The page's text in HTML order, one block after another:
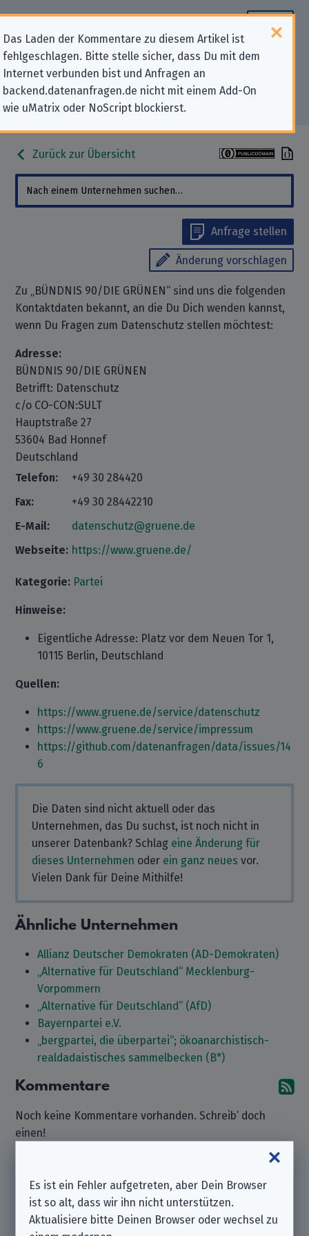
Das Laden der Kommentare zu diesem Artikel ist
fehlgeschlagen. Bitte stelle sicher, dass Du mit dem
Internet verbunden bist und Anfragen an
backend.datenanfragen.de nicht mit einem Add-On
wie uMatrix oder NoScript blockierst.
Datenschutz-Kontaktdaten für
„BÜNDNIS 90/DIE GRÜNEN“
Zurück zur Übersicht
Anfrage stellen
Änderung vorschlagen
Zu „BÜNDNIS 90/DIE GRÜNEN“ sind uns die folgenden
Kontaktdaten bekannt, an die Du Dich wenden kannst,
wenn Du Fragen zum Datenschutz stellen möchtest:
Adresse:
BÜNDNIS 90/DIE GRÜNEN
Betrifft: Datenschutz
c/o CO-CON:SULT
Hauptstraße 27
53604 Bad Honnef
Deutschland
Telefon:
+49 30 284420
Fax:
+49 30 28442210
E-Mail:
datenschutz@gruene.de
Webseite: https://www.gruene.de/
Kategorie: Partei
Hinweise:
Eigentliche Adresse: Platz vor dem Neuen Tor 1,
10115 Berlin, Deutschland
Quellen:
https://www.gruene.de/service/datenschutz
https://www.gruene.de/service/impressum
https://github.com/datenanfragen/data/issues/14
6
Die Daten sind nicht aktuell oder das
Unternehmen, das Du suchst, ist noch nicht in
unserer Datenbank? Schlag eine Änderung für
dieses Unternehmen oder ein ganz neues vor.
Vielen Dank für Deine Mithilfe!
Ähnliche Unternehmen
Allianz Deutscher Demokraten (AD-Demokraten)
„Alternative für Deutschland“ Mecklenburg-
Vorpommern
„Alternative für Deutschland“ (AfD)
Bayernpartei e.V.
„bergpartei, die überpartei“; ökoanarchistisch-
realdadaistisches sammelbecken (B*)
Kommentare
Noch keine Kommentare vorhanden. Schreib’ doch
einen!
Beachte bitte, dass wir ein unabhängiger
Datenschutzvereinsind und nicht zu dem hier
Es ist ein Fehler aufgetreten, aber Dein Browser
ist so alt, dass wir ihn nicht unterstützen.
Aktualisiere bitte Deinen Browser oder wechsel zu